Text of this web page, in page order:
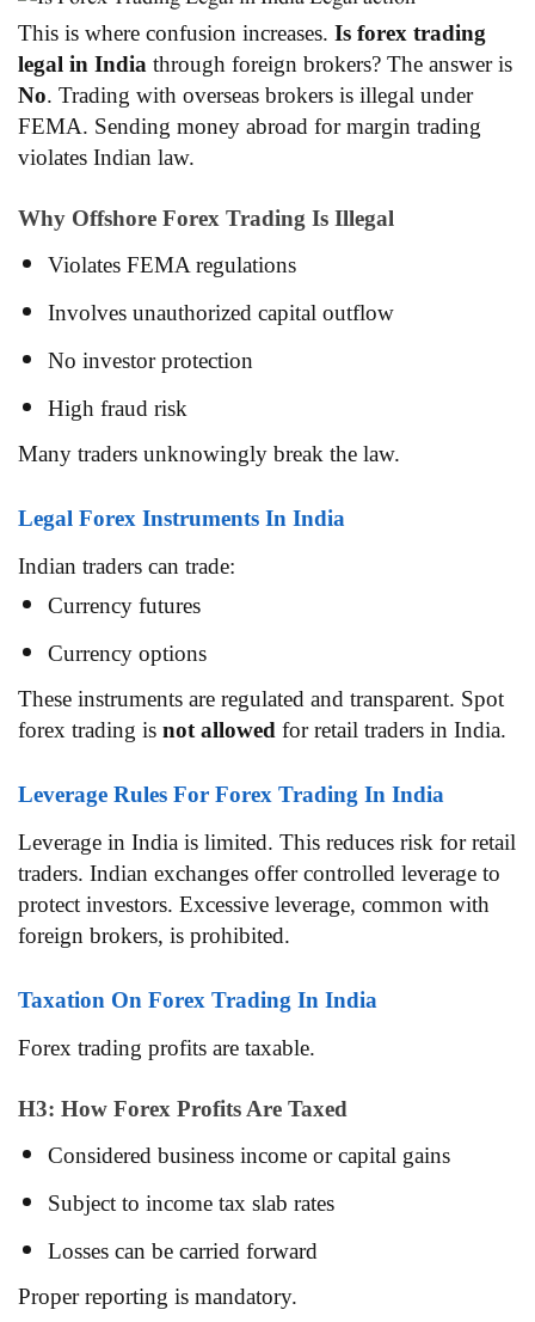
This is where confusion increases. Is forex trading
legal in India through foreign brokers? The answer is
No. Trading with overseas brokers is illegal under
FEMA. Sending money abroad for margin trading
violates Indian law.
Why Offshore Forex Trading Is Illegal
Violates FEMA regulations
Involves unauthorized capital outflow
No investor protection
High fraud risk
Many traders unknowingly break the law.
Legal Forex Instruments In India
Indian traders can trade:
Currency futures
Currency options
These instruments are regulated and transparent. Spot
forex trading is not allowed for retail traders in India.
Leverage Rules For Forex Trading In India
Leverage in India is limited. This reduces risk for retail
traders. Indian exchanges offer controlled leverage to
protect investors. Excessive leverage, common with
foreign brokers, is prohibited.
Taxation On Forex Trading In India
Forex trading profits are taxable.
H3: How Forex Profits Are Taxed
Considered business income or capital gains
Subject to income tax slab rates
Losses can be carried forward
Proper reporting is mandatory.